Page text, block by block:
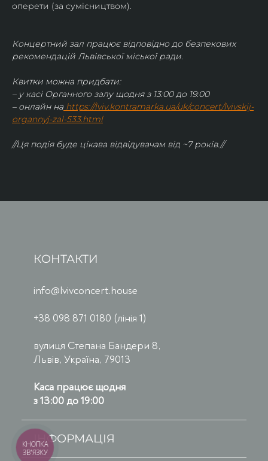
оперети (за сумісництвом).
Концертний зал працює відповідно до безпекових
рекомендацій Львівської міської ради.
Квитки можна придбати:
– у касі Органного залу щодня з 13:00 до 19:00
– онлайн на https://lviv.kontramarka.ua/uk/concert/lvivskij-
organnyj-zal-533.html
//Ця подія буде цікава відвідувачам від ~7 років.//
КОНТАКТИ
info@lvivconcert.house
+38 098 871 0180 (лінія 1)
вулиця Степана Бандери 8,
Львів, Україна, 79013
Каса працює щодня
з 13:00 до 19:00
ІНФОРМАЦІЯ
КНОПКА
ЗВ'ЯЗКУ